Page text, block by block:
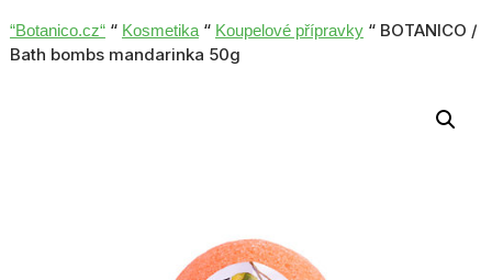
“Botanico.cz““ Kosmetika“ Koupelové přípravky“ BOTANICO /
Bath bombs mandarinka 50g